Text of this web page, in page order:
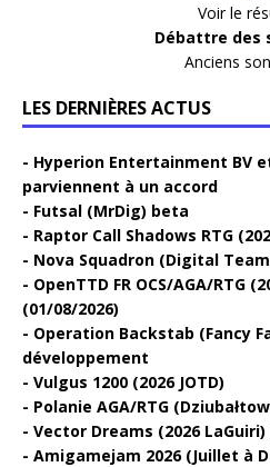
Voir le
Débattre des
Anciens
LES DERNIÈRES ACTUS
Hyperion Entertainment BV
parviennent à un accord
Futsal (MrDig) beta
Raptor Call Shadows RTG
Nova Squadron (Digital
OpenTTD FR OCS/AGA/RTG
(01/08/2026)
Operation Backstab (Fancy
développement
Vulgus 1200 (2026 JOTD)
Polanie AGA/RTG
Vector Dreams (2026
Amigamejam 2026 (Juillet à